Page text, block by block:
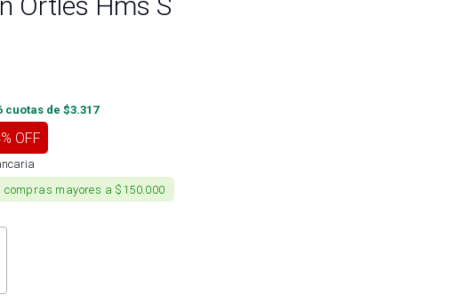
cuotas de $3.317
% OFF
mayores a $150.000